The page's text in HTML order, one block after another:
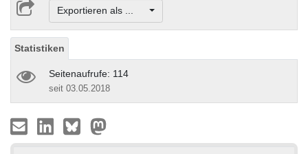
Exportieren als ...
Statistiken
Seitenaufrufe: 114
seit 03.05.2018